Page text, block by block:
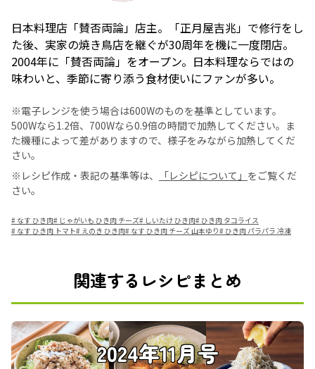
日本料理店「賛否両論」店主。「正月屋吉兆」で修行をし
た後、実家の焼き鳥店を継ぐが30周年を機に一度閉店。
2004年に「賛否両論」をオープン。日本料理ならではの
味わいと、季節に寄り添う食材使いにファンが多い。
※電子レンジを使う場合は600Wのものを基準としています。
500Wなら1.2倍、700Wなら0.9倍の時間で加熱してください。ま
た機種によって差がありますので、様子をみながら加熱してくだ
さい。
※レシピ作成・表記の基準等は、
「レシピについて」 をご覧くだ
さい。
# なす ひき肉# じゃがいも ひき肉 チーズ# しいたけ ひき肉# ひき肉 タコライス
# なす ひき肉 トマト# えのき ひき肉# なす ひき肉 チーズ 山本ゆり# ひき肉 パラパラ 冷凍
関連するレシピまとめ
2024年11月号